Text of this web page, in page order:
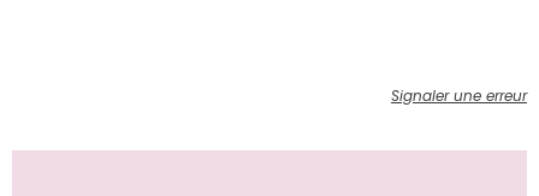
Signaler une erreur